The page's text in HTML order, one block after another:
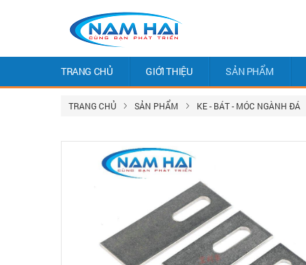
TRANG CHỦ GIỚI THIỆU SẢN PHẨM
TRANG CHỦ SẢN PHẨM KE - BÁT - MÓC NGÀNH ĐÁ